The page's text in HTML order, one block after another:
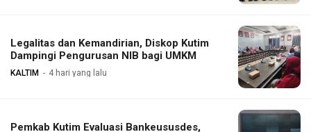
Legalitas dan Kemandirian, Diskop Kutim
Dampingi Pengurusan NIB bagi UMKM
KALTIM 4 hari yang lalu
Pemkab Kutim Evaluasi Bankeususdes,